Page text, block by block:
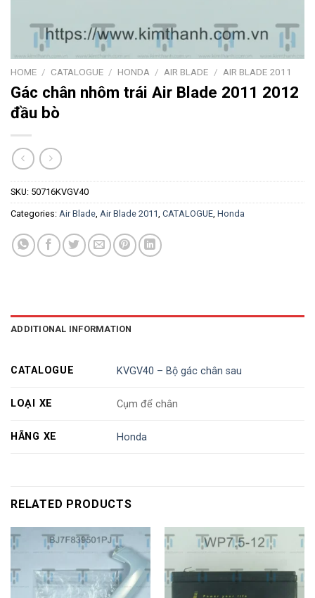
HOME / CATALOGUE / HONDA / AIR BLADE / AIR BLADE 2011
Gác chân nhôm trái Air Blade 2011 2012
đầu bò
SKU: 50716KVGV40
Categories: Air Blade, Air Blade 2011, CATALOGUE, Honda
ADDITIONAL INFORMATION
CATALOGUE KVGV40 – Bộ gác chân sau
LOẠI XE Cụm để chân
HÃNG XE Honda
RELATED PRODUCTS